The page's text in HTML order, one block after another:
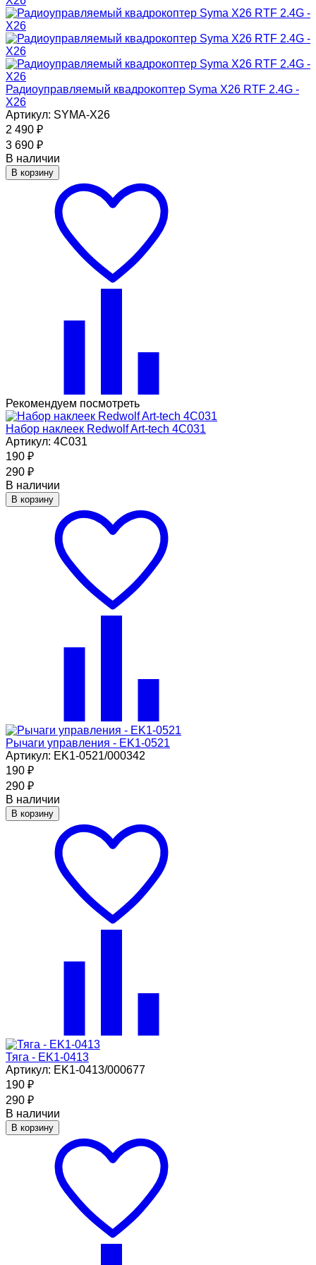
Радиоуправляемый квадрокоптер Syma X26 RTF 2.4G -
X26
Артикул: SYMA-X26
2 490 ₽
3 690 ₽
В наличии
В корзину
Рекомендуем посмотреть
Набор наклеек Redwolf Art-tech 4C031
Артикул: 4C031
190 ₽
290 ₽
В наличии
В корзину
Рычаги управления - EK1-0521
Артикул: EK1-0521/000342
190 ₽
290 ₽
В наличии
В корзину
Тяга - EK1-0413
Артикул: EK1-0413/000677
190 ₽
290 ₽
В наличии
В корзину